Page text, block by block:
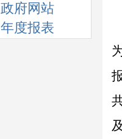
政府网站
年度报表